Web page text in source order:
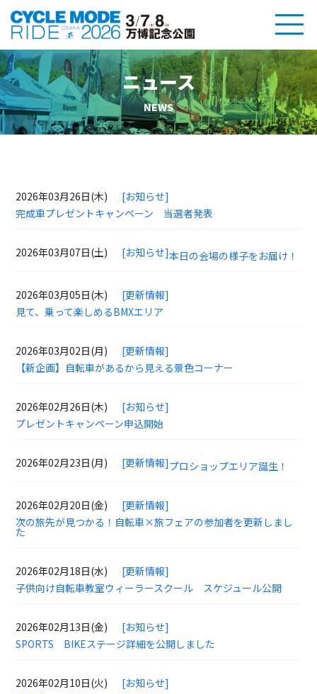
ニュース
NEWS
2026年03月26日(木)
[お知らせ]
完成車プレゼントキャンペーン 当選者発表
2026年03月07日(土) [お知らせ]本日の会場の様子をお届け！
2026年03月05日(木)
[更新情報]
見て、乗って楽しめるBMXエリア
2026年03月02日(月)
[更新情報]
【新企画】自転車があるから見える景色コーナー
2026年02月26日(木)
[お知らせ]
プレゼントキャンペーン申込開始
2026年02月23日(月) [更新情報]プロショップエリア誕生！
2026年02月20日(金)
[更新情報]
次の旅先が見つかる！自転車×旅フェアの参加者を更新しまし
た
2026年02月18日(水)
[更新情報]
子供向け自転車教室ウィーラースクール スケジュール公開
2026年02月13日(金)
[お知らせ]
SPORTS BIKEステージ詳細を公開しました
2026年02月10日(火)
[お知らせ]